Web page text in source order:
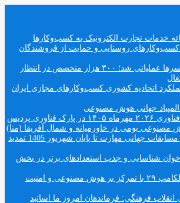
خدمات تجارت الکترونیک به کسب‌وکارها
روستایی و حمایت از فروشندگان
پایگاه ملی فریلنسرها عملیاتی شد؛ ۳۰۰ هزار متخصص در انتظار
اتحادیه کشوری کسب‌وکارهای مجازی ایران
فناوری پردیس
مصنوعی بومی در خاورمیانه و شمال آفریقا (منا)
مهلت ثبت‌نام در مسابقات جهانی مهارت تا پایان شهریور 1405 تمدید
شناسایی و جذب استعدادهای برتر در بخش
رونمایی پوستر الکامپ ۲۹ با تمرکز بر هوش مصنوعی و امنیت
فرهنگی: فرماندهان امروز ما اساتید